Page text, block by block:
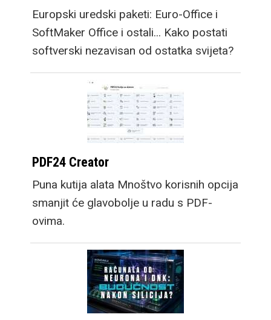
Europski uredski paketi: Euro-Office i
SoftMaker Office i ostali... Kako postati
softverski nezavisan od ostatka svijeta?
PDF24 Creator
Puna kutija alata Mnoštvo korisnih opcija
smanjit će glavobolje u radu s PDF-
ovima.